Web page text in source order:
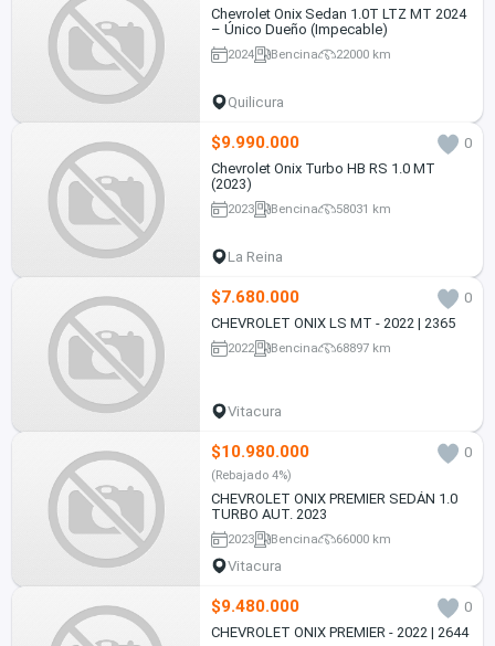
Chevrolet Onix Sedan 1.0T LTZ MT 2024
– Único Dueño (Impecable)
2024 Bencina 22000 km
Quilicura
$9.990.000
0
Chevrolet Onix Turbo HB RS 1.0 MT
(2023)
2023 Bencina 58031 km
La Reina
$7.680.000
0
CHEVROLET ONIX LS MT - 2022 | 2365
2022 Bencina 68897 km
Vitacura
$10.980.000 0
(Rebajado 4%)
CHEVROLET ONIX PREMIER SEDÁN 1.0
TURBO AUT. 2023
2023 Bencina 66000 km
Vitacura
$9.480.000
0
CHEVROLET ONIX PREMIER - 2022 | 2644